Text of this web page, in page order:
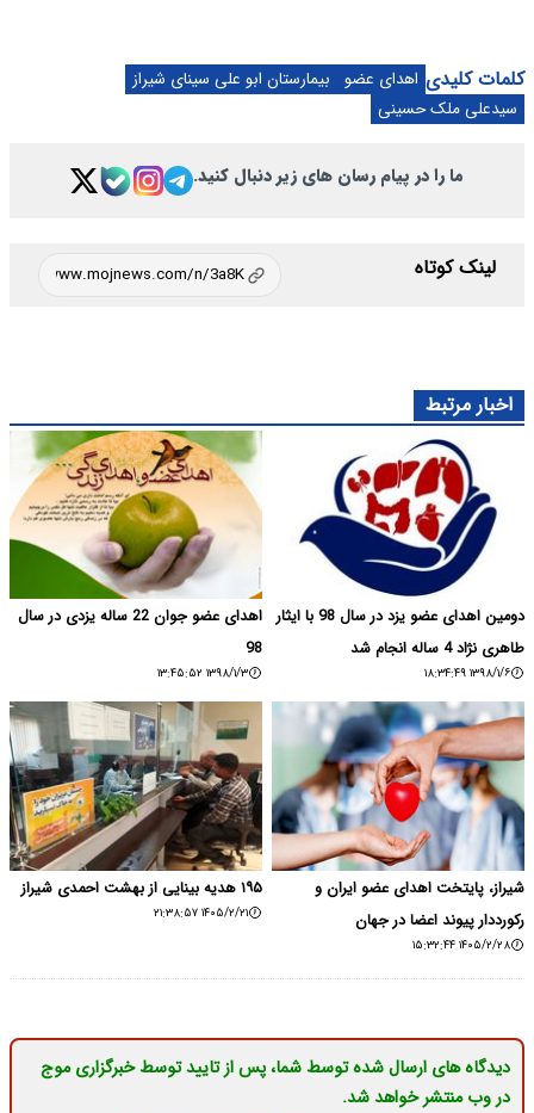
کلمات کلیدی اهدای عضو
بیمارستان ابو علی سینای شیراز
سیدعلی ملک حسینی
ما را در پیام رسان های زیر دنبال کنید.
لینک کوتاه
اخبار مرتبط
دومین اهدای عضو یزد در سال 98 با ایثار
طاهری نژاد 4 ساله انجام شد
۱۳۹۸/۱/۶ ۱۸:۳۴:۴۹
اهدای عضو جوان 22 ساله یزدی در سال
98
۱۳۹۸/۱/۳ ۱۳:۴۵:۵۲
شیراز، پایتخت اهدای عضو ایران و
رکورددار پیوند اعضا در جهان
۱۴۰۵/۲/۲۸ ۱۵:۳۲:۴۴
۱۹۵ هدیه بینایی از بهشت احمدی شیراز
۱۴۰۵/۲/۲۱ ۲۱:۳۸:۵۷
دیدگاه های ارسال شده توسط شما، پس از تایید توسط خبرگزاری موج
در وب منتشر خواهد شد.